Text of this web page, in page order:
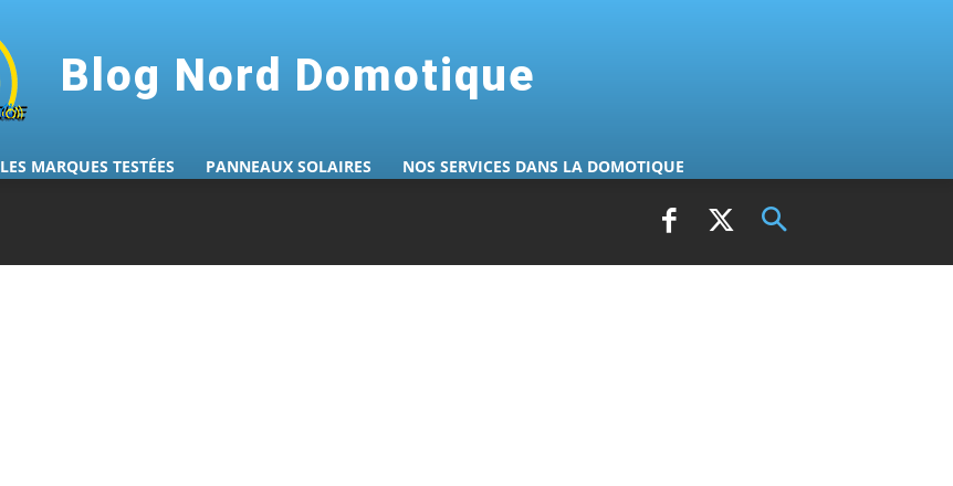
Blog Nord Domotique
LES MARQUES TESTÉES PANNEAUX SOLAIRES NOS SERVICES DANS LA DOMOTIQUE